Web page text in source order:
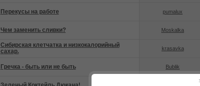
Перекусы на работе pumalux
Чем заменить сливки? Moskalka
Сибирская клетчатка и низкокалорийный
сахар.
krasavka
Гречка - быть или не быть Bublik